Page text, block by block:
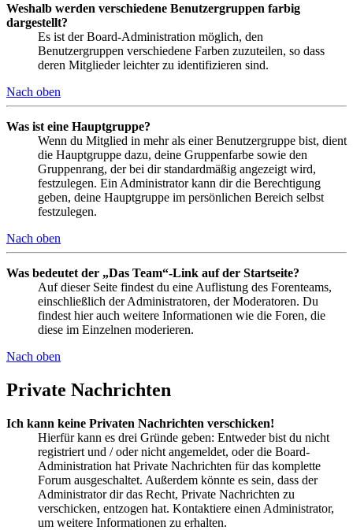
Weshalb werden verschiedene Benutzergruppen farbig
dargestellt?
Es ist der Board-Administration möglich, den
Benutzergruppen verschiedene Farben zuzuteilen, so dass
deren Mitglieder leichter zu identifizieren sind.
Nach oben
Was ist eine Hauptgruppe?
Wenn du Mitglied in mehr als einer Benutzergruppe bist, dient
die Hauptgruppe dazu, deine Gruppenfarbe sowie den
Gruppenrang, der bei dir standardmäßig angezeigt wird,
festzulegen. Ein Administrator kann dir die Berechtigung
geben, deine Hauptgruppe im persönlichen Bereich selbst
festzulegen.
Nach oben
Was bedeutet der „Das Team“-Link auf der Startseite?
Auf dieser Seite findest du eine Auflistung des Forenteams,
einschließlich der Administratoren, der Moderatoren. Du
findest hier auch weitere Informationen wie die Foren, die
diese im Einzelnen moderieren.
Nach oben
Private Nachrichten
Ich kann keine Privaten Nachrichten verschicken!
Hierfür kann es drei Gründe geben: Entweder bist du nicht
registriert und / oder nicht angemeldet, oder die Board-
Administration hat Private Nachrichten für das komplette
Forum ausgeschaltet. Außerdem könnte es sein, dass der
Administrator dir das Recht, Private Nachrichten zu
verschicken, entzogen hat. Kontaktiere einen Administrator,
um weitere Informationen zu erhalten.